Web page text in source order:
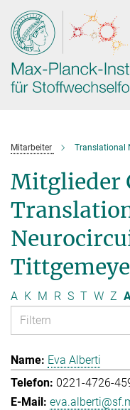
Hauptinhalt
Mitarbeiter Translational
Mitglieder
A K M R S T W Z
Eva Alberti
0221-4726-